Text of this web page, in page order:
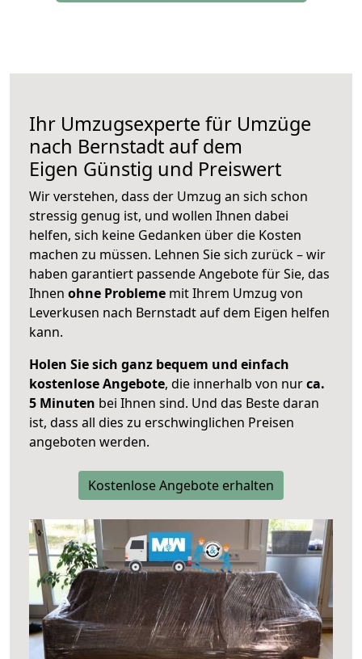
Ihr Umzugsexperte für Umzüge
nach Bernstadt auf dem
Eigen Günstig und Preiswert
Wir verstehen, dass der Umzug an sich schon
stressig genug ist, und wollen Ihnen dabei
helfen, sich keine Gedanken über die Kosten
machen zu müssen. Lehnen Sie sich zurück – wir
haben garantiert passende Angebote für Sie, das
Ihnen ohne Probleme mit Ihrem Umzug von
Leverkusen nach Bernstadt auf dem Eigen helfen
kann.
Holen Sie sich ganz bequem und einfach
kostenlose Angebote, die innerhalb von nurca.
5 Minuten bei Ihnen sind. Und das Beste daran
ist, dass all dies zu erschwinglichen Preisen
angeboten werden.
Kostenlose Angebote erhalten